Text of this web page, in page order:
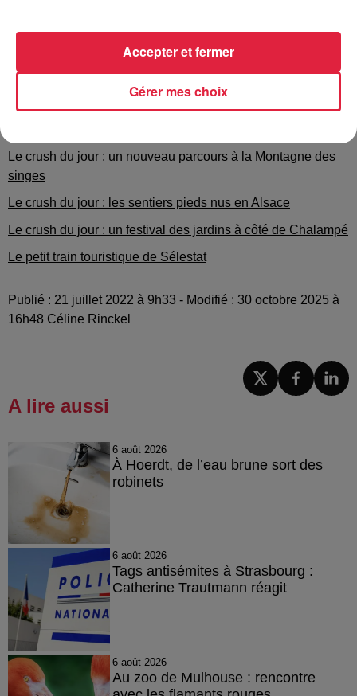
Le crush du jour : traverser le Rhin pour faire du vélo
Le crush du jour : un nouveau parcours à la Montagne des
singes
Le crush du jour : les sentiers pieds nus en Alsace
Le crush du jour : un festival des jardins à côté de Chalampé
Le petit train touristique de Sélestat
Publié : 21 juillet 2022 à 9h33 - Modifié : 30 octobre 2025 à
16h48 Céline Rinckel
A lire aussi
6 août 2026
À Hoerdt, de l’eau brune sort des
robinets
6 août 2026
Tags antisémites à Strasbourg :
Catherine Trautmann réagit
6 août 2026
Au zoo de Mulhouse : rencontre
Gérer mes choix
Accepter et fermer